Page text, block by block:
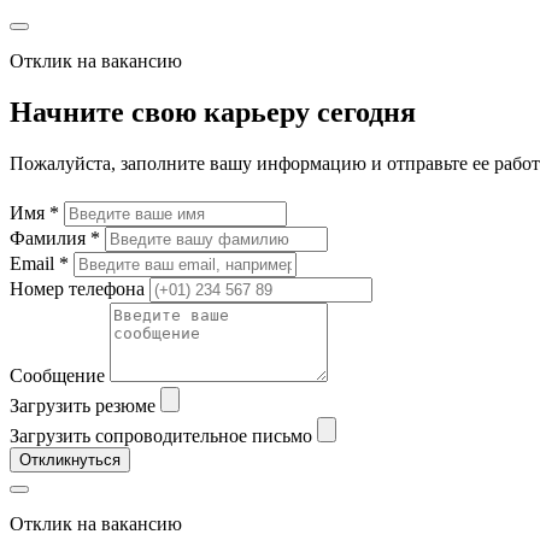
Отклик на вакансию
Начните свою карьеру сегодня
Пожалуйста, заполните вашу информацию и отправьте ее
Имя *
Фамилия *
Email *
Номер телефона
Сообщение
Загрузить резюме
Загрузить сопроводительное письмо
Откликнуться
Отклик на вакансию